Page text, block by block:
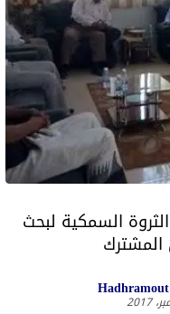
السمكية لبحث
المشترك